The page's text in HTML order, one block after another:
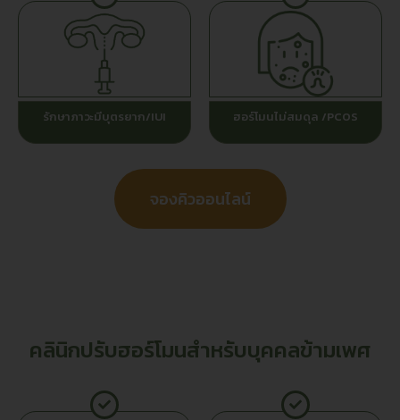
รักษาภาวะมีบุตรยาก/IUI ฮอร์โมนไม่สมดุล /PCOS
จองคิวออนไลน์
คลินิกปรับฮอร์โมนสำหรับบุคคลข้ามเพศ